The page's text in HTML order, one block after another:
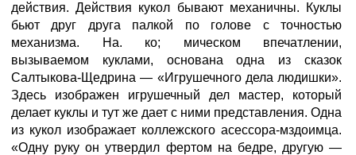
действия. Действия кукол бывают механичны. Куклы
бьют друг друга палкой по голове с точностью
механизма. На. ко; мическом впечатлении,
вызываемом куклами, основана одна из сказок
Салтыкова-Щедрина — «Игрушечного дела людишки».
Здесь изображен игрушечный дел мастер, который
делает куклы и тут же дает с ними представления. Одна
из кукол изображает коллежского асессора-мздоимца.
«Одну руку он утвердил фертом на бедре, другую —